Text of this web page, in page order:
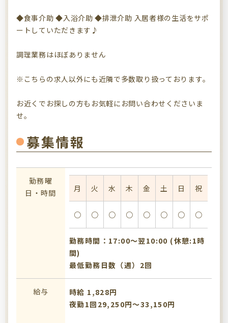
◆食事介助 ◆入浴介助 ◆排泄介助 入居者様の生活をサポ
ートしていただきます♪
調理業務はほぼありません
※こちらの求人以外にも近隣で多数取り扱っております。
お近くでお探しの方もお気軽にお問い合わせくださいま
せ。
募集情報
勤務曜
日・時間
月 火 水 木 金 土 日 祝
○ ○ ○ ○ ○ ○ ○ ○
勤務時間：17:00〜翌10:00 (休憩:1時
間)
最低勤務日数（週）2回
給与
時給 1,828円
夜勤1回29,250円～33,150円